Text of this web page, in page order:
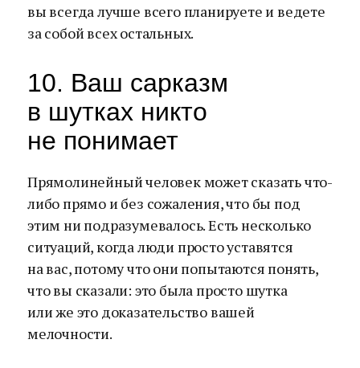
вы всегда лучше всего планируете и ведете
за собой всех остальных.
10. Ваш сарказм
в шутках никто
не понимает
Прямолинейный человек может сказать что-
либо прямо и без сожаления, что бы под
этим ни подразумевалось. Есть несколько
ситуаций, когда люди просто уставятся
на вас, потому что они попытаются понять,
что вы сказали: это была просто шутка
или же это доказательство вашей
мелочности.